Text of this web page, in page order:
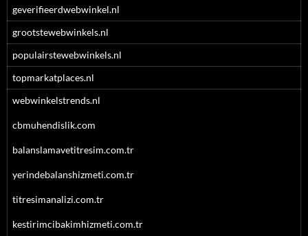
geverifieerdwebwinkel.nl
grootstewebwinkels.nl
populairstewebwinkels.nl
topmarkatplaces.nl
webwinkelstrends.nl
cbmuhendislik.com
balanslamavetitresim.com.tr
yerindebalanshizmeti.com.tr
titresimanalizi.com.tr
kestirimcibakimhizmeti.com.tr